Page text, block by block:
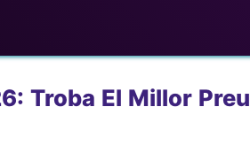
Troba El Millor Preu